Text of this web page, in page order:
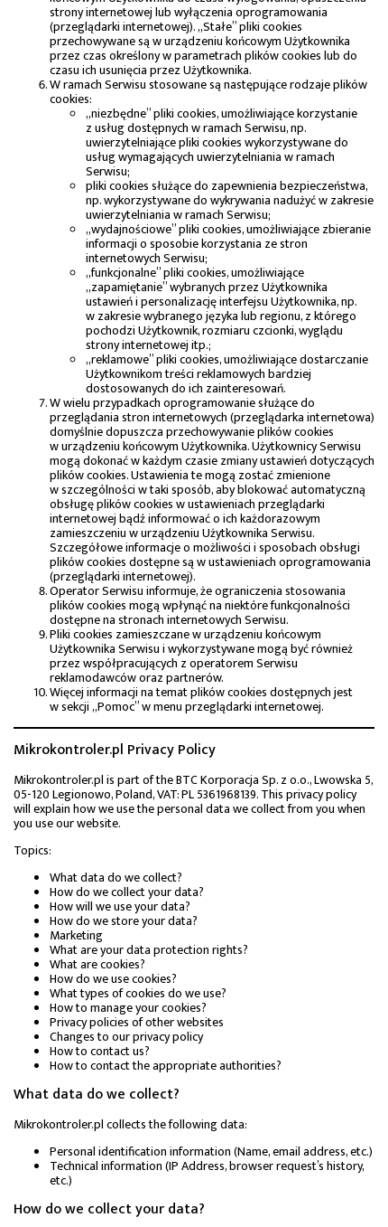
strony internetowej lub wyłączenia oprogramowania
(przeglądarki internetowej). „Stałe” pliki cookies
przechowywane są w urządzeniu końcowym Użytkownika
przez czas określony w parametrach plików cookies lub do
czasu ich usunięcia przez Użytkownika.
W ramach Serwisu stosowane są następujące rodzaje plików
cookies:
„niezbędne” pliki cookies, umożliwiające korzystanie
z usług dostępnych w ramach Serwisu, np.
uwierzytelniające pliki cookies wykorzystywane do
usług wymagających uwierzytelniania w ramach
Serwisu;
pliki cookies służące do zapewnienia bezpieczeństwa,
np. wykorzystywane do wykrywania nadużyć w zakresie
uwierzytelniania w ramach Serwisu;
„wydajnościowe” pliki cookies, umożliwiające zbieranie
informacji o sposobie korzystania ze stron
internetowych Serwisu;
„funkcjonalne” pliki cookies, umożliwiające
„zapamiętanie” wybranych przez Użytkownika
ustawień i personalizację interfejsu Użytkownika, np.
w zakresie wybranego języka lub regionu, z którego
pochodzi Użytkownik, rozmiaru czcionki, wyglądu
strony internetowej itp.;
„reklamowe” pliki cookies, umożliwiające dostarczanie
Użytkownikom treści reklamowych bardziej
dostosowanych do ich zainteresowań.
W wielu przypadkach oprogramowanie służące do
przeglądania stron internetowych (przeglądarka internetowa)
domyślnie dopuszcza przechowywanie plików cookies
w urządzeniu końcowym Użytkownika. Użytkownicy Serwisu
mogą dokonać w każdym czasie zmiany ustawień dotyczących
plików cookies. Ustawienia te mogą zostać zmienione
w szczególności w taki sposób, aby blokować automatyczną
obsługę plików cookies w ustawieniach przeglądarki
internetowej bądź informować o ich każdorazowym
zamieszczeniu w urządzeniu Użytkownika Serwisu.
Szczegółowe informacje o możliwości i sposobach obsługi
plików cookies dostępne są w ustawieniach oprogramowania
(przeglądarki internetowej).
Operator Serwisu informuje, że ograniczenia stosowania
plików cookies mogą wpłynąć na niektóre funkcjonalności
dostępne na stronach internetowych Serwisu.
Pliki cookies zamieszczane w urządzeniu końcowym
Użytkownika Serwisu i wykorzystywane mogą być również
przez współpracujących z operatorem Serwisu
reklamodawców oraz partnerów.
Więcej informacji na temat plików cookies dostępnych jest
w sekcji „Pomoc” w menu przeglądarki internetowej.
Mikrokontroler.pl Privacy Policy
Mikrokontroler.pl is part of the BTC Korporacja Sp. z o.o., Lwowska 5,
05-120 Legionowo, Poland, VAT: PL 5361968139. This privacy policy
will explain how we use the personal data we collect from you when
you use our website.
Topics:
What data do we collect?
How do we collect your data?
How will we use your data?
How do we store your data?
Marketing
What are your data protection rights?
What are cookies?
How do we use cookies?
What types of cookies do we use?
How to manage your cookies?
Privacy policies of other websites
Changes to our privacy policy
How to contact us?
How to contact the appropriate authorities?
What data do we collect?
Mikrokontroler.pl collects the following data:
Personal identification information (Name, email address, etc.)
Technical information (IP Address, browser request’s history,
etc.)
How do we collect your data?